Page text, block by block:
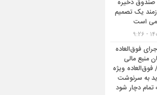
صندوق ذخیره
یک تصمیم
است
فوق‌العاده
منبع مالی
ویژه
به سرنوشت
تمام دچار شود